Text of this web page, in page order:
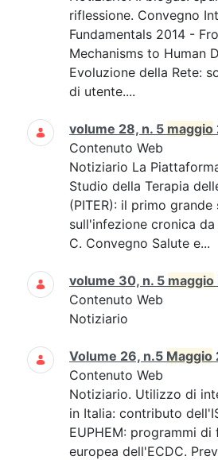
riflessione. Convegno
Fundamentals 2014 -
Mechanisms to Human
Evoluzione della Rete:
di utente....
volume 28, n. 5 maggio
Contenuto Web
Notiziario La
Studio della Terapia
(PITER): il primo
sull'infezione cronica
C. Convegno Salute e...
volume 30, n. 5 maggio
Contenuto Web
Notiziario
Volume 26, n.5 Maggio
Contenuto Web
Notiziario. Utilizzo di
in Italia: contributo
EUPHEM: programmi di
europea dell'ECDC.